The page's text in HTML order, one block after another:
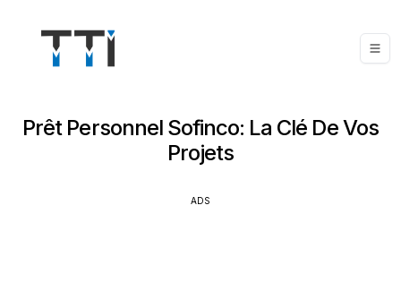
Prêt Personnel Sofinco: La Clé De Vos
Projets
ADS